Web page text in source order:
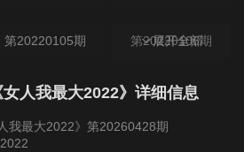
第20220105期 第20220106期
微女人)
期
第20220110期
展开全部
人我最大2022》详细信息
我最大2022》第20260428期